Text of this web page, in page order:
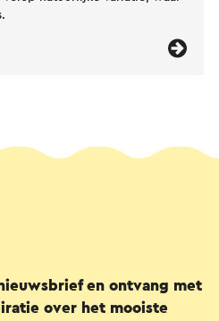
en ontvang met
over het mooiste